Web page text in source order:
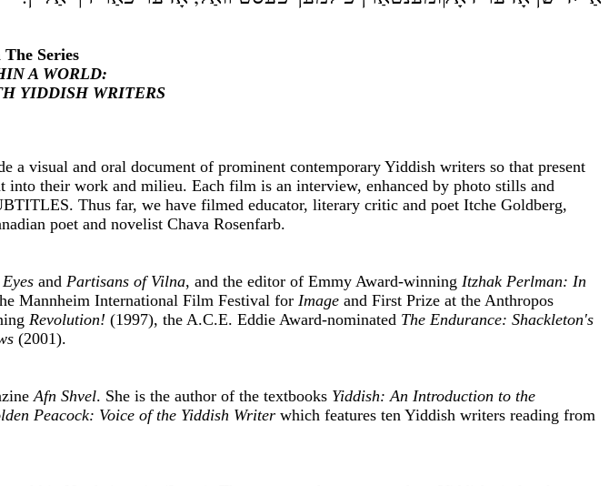
Series
A WORLD:
YIDDISH WRITERS
visual and oral document of prominent contemporary Yiddish writers so that present
into their work and milieu. Each film is an interview, enhanced by photo stills and
Thus far, we have filmed educator, literary critic and poet Itche Goldberg,
poet and novelist Chava Rosenfarb.
and Partisans of Vilna, and the editor of Emmy Award-winning Itzhak Perlman: In
Mannheim International Film Festival for Image and First Prize at the Anthropos
Revolution! (1997), the A.C.E. Eddie Award-nominated The Endurance: Shackleton's
(2001).
Afn Shvel. She is the author of the textbooks Yiddish: An Introduction to the
Peacock: Voice of the Yiddish Writer which features ten Yiddish writers reading from